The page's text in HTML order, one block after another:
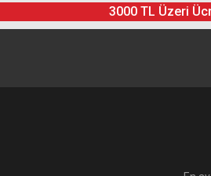
3000 TL Üzeri